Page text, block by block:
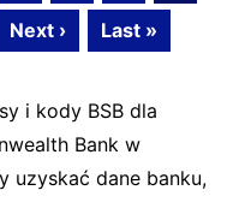
Next › Last »
i kody BSB dla
Bank w
uzyskać dane banku,